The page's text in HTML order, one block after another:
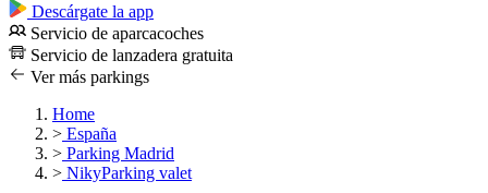
Descárgate la app
Servicio de aparcacoches
Servicio de lanzadera gratuita
Ver más parkings
Home
> España
> Parking Madrid
> NikyParking valet